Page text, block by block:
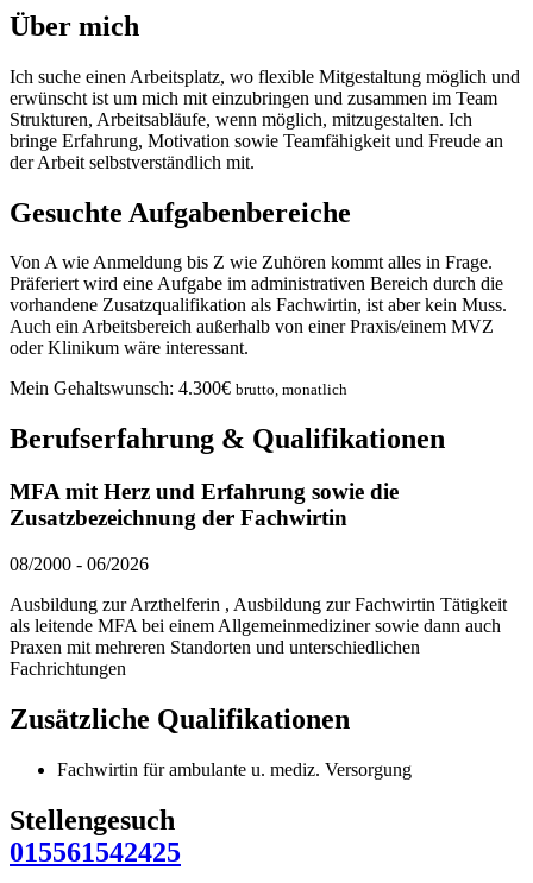
Über mich
Ich suche einen Arbeitsplatz, wo flexible Mitgestaltung möglich und
erwünscht ist um mich mit einzubringen und zusammen im Team
Strukturen, Arbeitsabläufe, wenn möglich, mitzugestalten. Ich
bringe Erfahrung, Motivation sowie Teamfähigkeit und Freude an
der Arbeit selbstverständlich mit.
Gesuchte Aufgabenbereiche
Von A wie Anmeldung bis Z wie Zuhören kommt alles in Frage.
Präferiert wird eine Aufgabe im administrativen Bereich durch die
vorhandene Zusatzqualifikation als Fachwirtin, ist aber kein Muss.
Auch ein Arbeitsbereich außerhalb von einer Praxis/einem MVZ
oder Klinikum wäre interessant.
Mein Gehaltswunsch: 4.300€ brutto, monatlich
Berufserfahrung & Qualifikationen
MFA mit Herz und Erfahrung sowie die
Zusatzbezeichnung der Fachwirtin
08/2000 - 06/2026
Ausbildung zur Arzthelferin , Ausbildung zur Fachwirtin Tätigkeit
als leitende MFA bei einem Allgemeinmediziner sowie dann auch
Praxen mit mehreren Standorten und unterschiedlichen
Fachrichtungen
Zusätzliche Qualifikationen
Fachwirtin für ambulante u. mediz. Versorgung
Stellengesuch
015561542425